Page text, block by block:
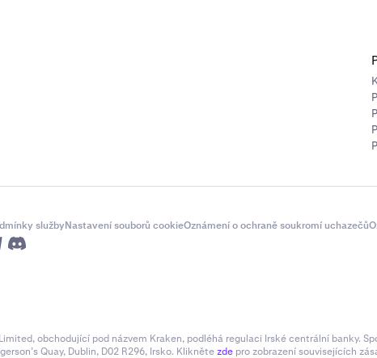
službyNastavení souborů cookieOznámení o ochraně soukromí uchazečů
obchodující pod názvem Kraken, podléhá regulaci Irské centrální banky.
Quay, Dublin, D02 R296, Irsko. Kliknětezde pro zobrazení souvisejících